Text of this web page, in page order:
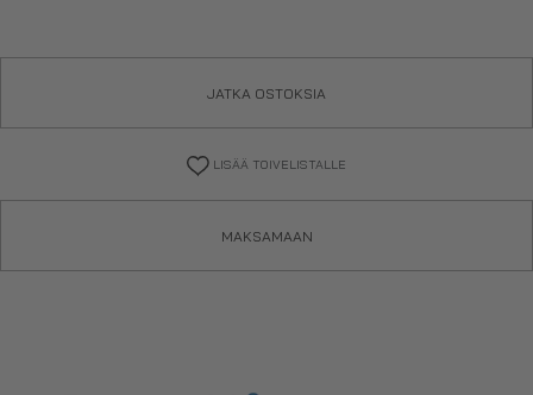
JATKA OSTOKSIA
LISÄÄ TOIVELISTALLE
MAKSAMAAN